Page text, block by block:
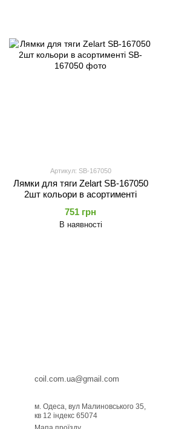
Артикул: SB-167050
Лямки для тяги Zelart SB-167050
2шт кольори в асортименті
751 грн
В наявності
coil.com.ua@gmail.com
м. Одеса, вул Малиновського 35,
кв 12 індекс 65074